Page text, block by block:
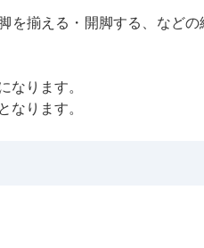
を揃える・開脚する、などの
なります。
なります。